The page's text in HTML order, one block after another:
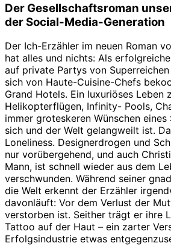
Der Gesellschaftsroman
der Social-Media-Generation
Der Ich-Erzähler im neuen Roman
hat alles und nichts: Als
auf private Partys von
sich von Haute-Cuisine-Chefs
Grand Hotels. Ein luxuriöses Leben
Helikopterflügen, Infinity- Pools,
immer groteskeren Wünschen
sich und der Welt gelangweilt ist.
Loneliness. Designerdrogen und
nur vorübergehend, und auch
Mann, ist schnell wieder aus dem
verschwunden. Während seiner
die Welt erkennt der Erzähler
davonläuft: Vor dem Verlust der
verstorben ist. Seither trägt er ihre
Tattoo auf der Haut – ein zarter
Erfolgsindustrie etwas